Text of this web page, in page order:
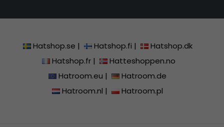
Hatshop.se | Hatshop.fi |
Hatshop.dk
Hatshop.fr|
Hatteshoppen.no
Hatroom.eu |
Hatroom.de
Hatroom.nl | Hatroom.pl